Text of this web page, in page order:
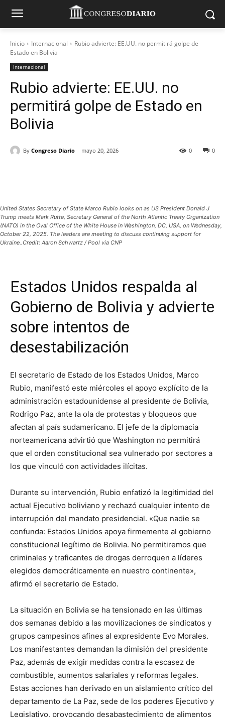
Inicio Internacional
Rubio advierte: EE.UU. no permitirá golpe de
Estado en Bolivia
Internacional
Rubio advierte: EE.UU. no
permitirá golpe de Estado en
Bolivia
By Congreso Diario mayo 20, 2026 0
0
United States Secretary of State Marco Rubio looks on as US President Donald J
Trump meets Mark Rutte, Secretary General of the North Atlantic Treaty Organization
(NATO) in the Oval Office of the White House in Washington, DC, USA, on Wednesday,
October 22, 2025. The leaders are meeting to discuss continuing support for
Ukraine..Credit: Aaron Schwartz / Pool via CNP
Estados Unidos respalda al
Gobierno de Bolivia y advierte
sobre intentos de
desestabilización
El secretario de Estado de los Estados Unidos, Marco
Rubio, manifestó este miércoles el apoyo explícito de la
administración estadounidense al presidente de Bolivia,
Rodrigo Paz, ante la ola de protestas y bloqueos que
afectan al país sudamericano. El jefe de la diplomacia
norteamericana advirtió que Washington no permitirá
que el orden constitucional sea vulnerado por sectores a
los que vinculó con actividades ilícitas.
Durante su intervención, Rubio enfatizó la legitimidad del
actual Ejecutivo boliviano y rechazó cualquier intento de
interrupción del mandato presidencial. «Que nadie se
confunda: Estados Unidos apoya firmemente al gobierno
constitucional legítimo de Bolivia. No permitiremos que
criminales y traficantes de drogas derroquen a líderes
elegidos democráticamente en nuestro continente»,
afirmó el secretario de Estado.
La situación en Bolivia se ha tensionado en las últimas
dos semanas debido a las movilizaciones de sindicatos y
grupos campesinos afines al expresidente Evo Morales.
Los manifestantes demandan la dimisión del presidente
Paz, además de exigir medidas contra la escasez de
combustible, aumentos salariales y reformas legales.
Estas acciones han derivado en un aislamiento crítico del
departamento de La Paz, sede de los poderes Ejecutivo y
Legislativo, provocando desabastecimiento de alimentos